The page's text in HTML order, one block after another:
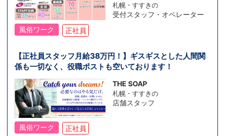
札幌・すすきの
受付スタッフ・オペレーター
風俗ワーク
正社員
【正社員スタッフ月給38万円！】ギスギスとした人間関
係も一切なく、役職ポストも空いております！
THE SOAP
札幌・すすきの
店舗スタッフ
風俗ワーク 正社員